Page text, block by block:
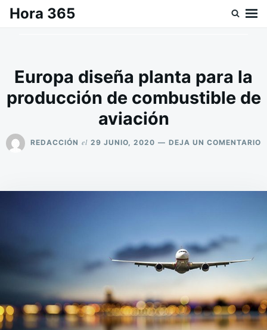
SaltarBuscar:
Hora 365
Europa diseña planta para la
producción de combustible de
aviación
REDACCIÓN el 29 JUNIO, 2020 DEJA UN COMENTARIO